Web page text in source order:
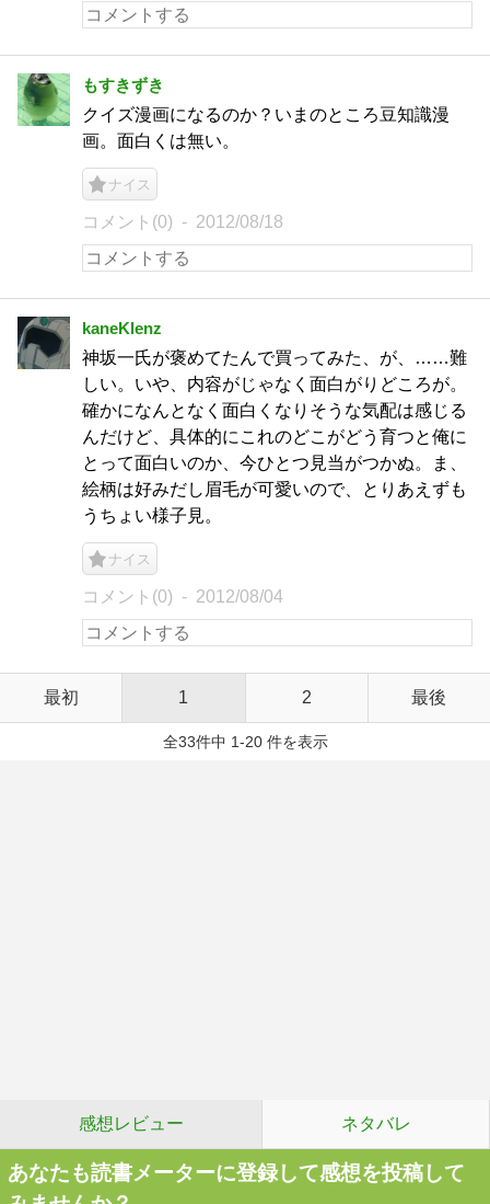
もすきずき
クイズ漫画になるのか？いまのところ豆知識漫
画。面白くは無い。
ナイス
コメント(0) 2012/08/18
kaneKlenz
神坂一氏が褒めてたんで買ってみた、が、……難
しい。いや、内容がじゃなく面白がりどころが。
確かになんとなく面白くなりそうな気配は感じる
んだけど、具体的にこれのどこがどう育つと俺に
とって面白いのか、今ひとつ見当がつかぬ。ま、
絵柄は好みだし眉毛が可愛いので、とりあえずも
うちょい様子見。
ナイス
コメント(0) 2012/08/04
最初 1 2 最後
全33件中 1-20 件を表示
感想レビュー ネタバレ
あなたも読書メーターに登録して感想を投稿して